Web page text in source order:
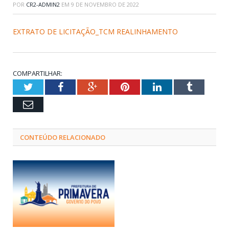
POR CR2-ADMIN2 EM 9 DE NOVEMBRO DE 2022
EXTRATO DE LICITAÇÃO_TCM REALINHAMENTO
COMPARTILHAR:
TwitterFacebookGoogle+PinterestLinkedInTumblr
Email
CONTEÚDO RELACIONADO